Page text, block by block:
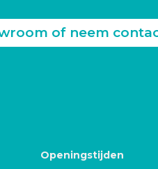
of neem
Openingstijden